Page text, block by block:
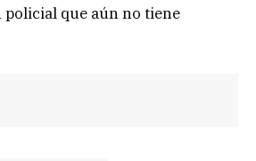
que aún no tiene